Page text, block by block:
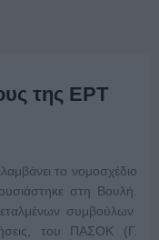
της ΕΡΤ
το νομοσχέδιο
στη Βουλή.
συμβούλων
του ΠΑΣΟΚ (Γ.